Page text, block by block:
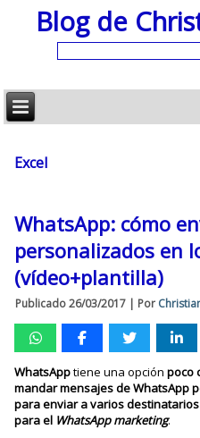
Blog de
Excel
WhatsApp: cómo
personalizados en
(vídeo+plantilla)
Publicado 26/03/2017 | Por
WhatsApptiene una opciónpoco
mandar mensajes de WhatsApp
para enviara varios
para el WhatsApp marketing.